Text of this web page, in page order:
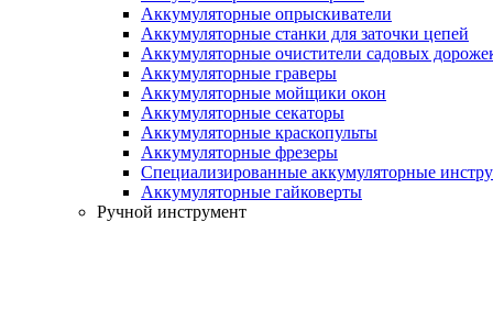
Аккумуляторные опрыскиватели
Аккумуляторные станки для заточки цепей
Аккумуляторные очистители садовых
Аккумуляторные граверы
Аккумуляторные мойщики окон
Аккумуляторные секаторы
Аккумуляторные краскопульты
Аккумуляторные фрезеры
Специализированные аккумуляторные
Аккумуляторные гайковерты
Ручной инструмент